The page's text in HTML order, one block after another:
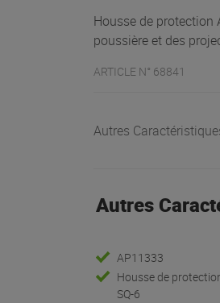
Housse de protection
poussière et des
ARTICLE N° 68841
Autres
Autres
AP11333
Housse de
SQ-6